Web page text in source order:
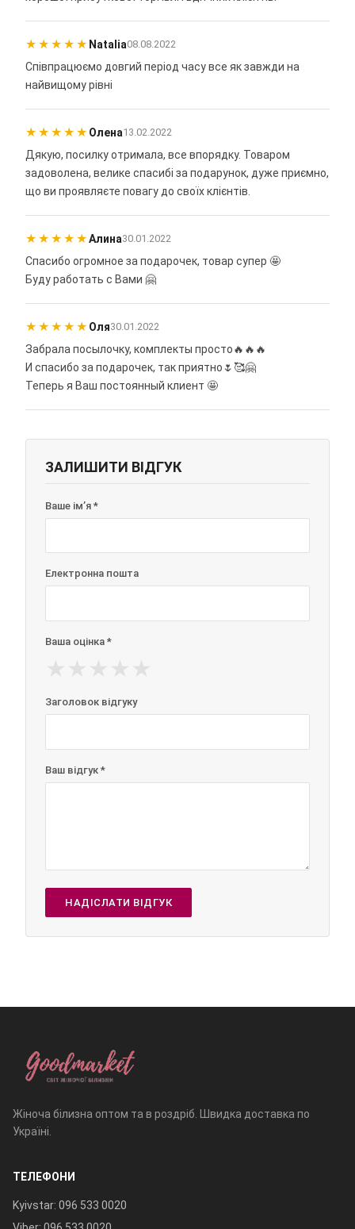
★ ★ ★ ★ ★ Natalia08.08.2022
Співпрацюємо довгий період часу все як завжди на
найвищому рівні
★ ★ ★ ★ ★ Олена13.02.2022
Дякую, посилку отримала, все впорядку. Товаром
задоволена, велике спасибі за подарунок, дуже приємно,
що ви проявляєте повагу до своїх клієнтів.
★ ★ ★ ★ ★Алина30.01.2022
Спасибо огромное за подарочек, товар супер 🤩
Буду работать с Вами 🤗
★ ★ ★ ★ ★ Оля30.01.2022
Забрала посылочку, комплекты просто🔥🔥🔥
И спасибо за подарочек, так приятно🌷🥰🤗
Теперь я Ваш постоянный клиент 🤩
ЗАЛИШИТИ ВІДГУК
Ваше ім’я *
Електронна пошта
Ваша оцінка *
Заголовок відгуку
Ваш відгук *
НАДІСЛАТИ ВІДГУК
Жіноча білизна оптом та в роздріб. Швидка доставка по
Україні.
ТЕЛЕФОНИ
Kyivstar: 096 533 0020